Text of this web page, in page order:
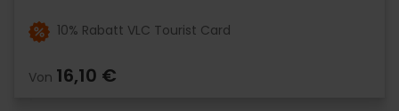
10% Rabatt VLC Tourist Card
Von 16,10 €